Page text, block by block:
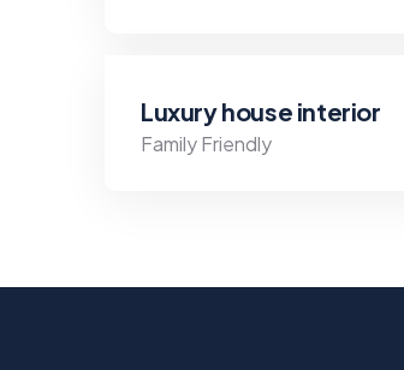
Luxury house interior
Family Friendly